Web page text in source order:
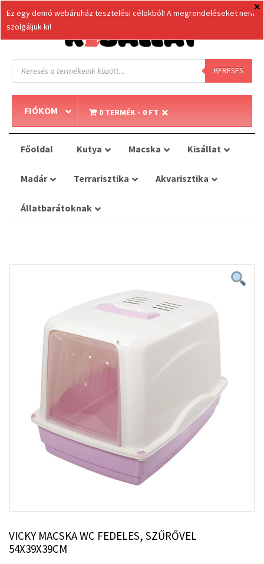
Products
search KERESÉS
FIÓKOM 0 TERMÉK 0 FT
Főoldal Kutya Macska Kisállat
Madár Terrarisztika Akvarisztika
Állatbarátoknak
VICKY MACSKA WC FEDELES, SZŰRŐVEL
54X39X39CM
Ez egy demó webáruház tesztelési célokból! A megrendeléseket nem
szolgáljuk ki!